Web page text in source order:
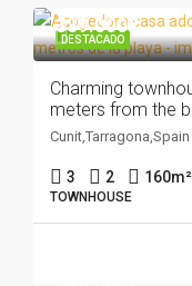
DESTACADO
339.000€
Charming
meters from the
Cunit,Tarragona,Spain
3 2 160m²
TOWNHOUSE